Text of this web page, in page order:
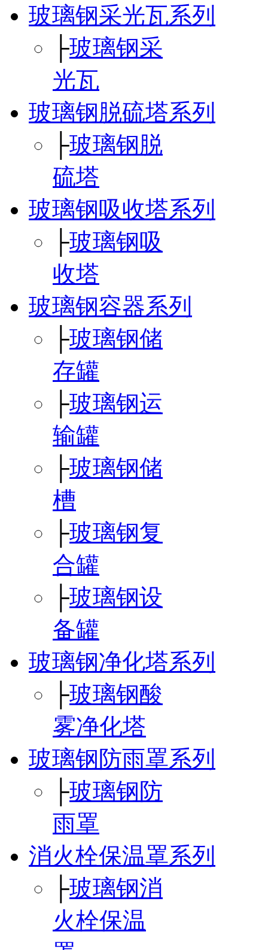
玻璃钢采光瓦系列
├玻璃钢采
光瓦
玻璃钢脱硫塔系列
├玻璃钢脱
硫塔
玻璃钢吸收塔系列
├玻璃钢吸
收塔
玻璃钢容器系列
├玻璃钢储
存罐
├玻璃钢运
输罐
├玻璃钢储
槽
├玻璃钢复
合罐
├玻璃钢设
备罐
玻璃钢净化塔系列
├玻璃钢酸
雾净化塔
玻璃钢防雨罩系列
├玻璃钢防
雨罩
消火栓保温罩系列
├玻璃钢消
火栓保温